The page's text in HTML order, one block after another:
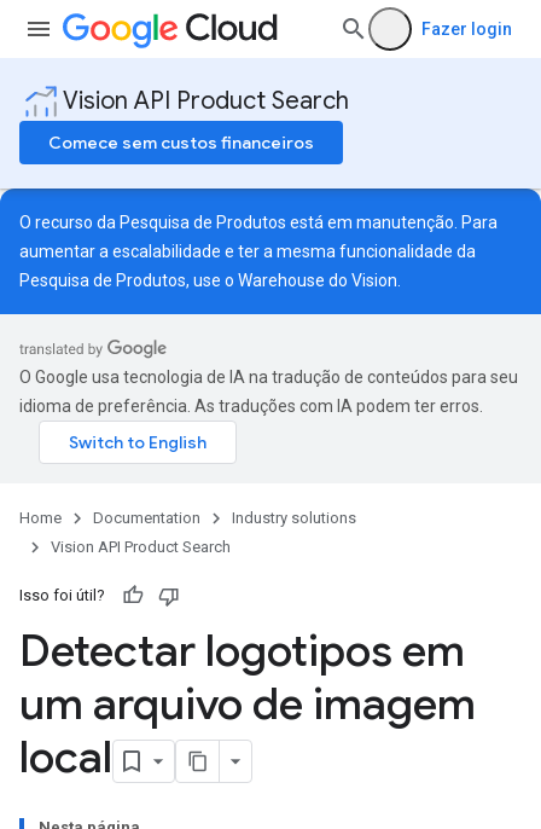
Fazer login
Vision API Product Search
Comece sem custos financeiros
O recurso da Pesquisa de Produtos está em manutenção. Para
aumentar a escalabilidade e ter a mesma funcionalidade da
Pesquisa de Produtos, use o Warehouse do Vision
O Google usa tecnologia de IA na tradução de conteúdos para seu
idioma de preferência. As traduções com IA podem ter erros.
Home Documentation
Industry solutions
Vision API Product Search
Isso foi útil?
Detectar logotipos em
um arquivo de imagem
local